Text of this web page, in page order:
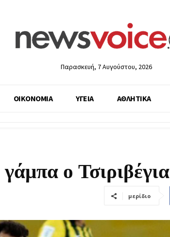
Παρασκευή, 7 Αυγούστου, 2026
ΟΙΚΟΝΟΜΙΑ ΥΓΕΙΑ ΑΘΛΗΤΙΚΑ
ο Τσιριβέγια
μερίδιο